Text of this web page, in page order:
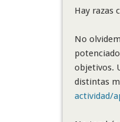
Hay razas
No
objetivos.
distintas
actividad/